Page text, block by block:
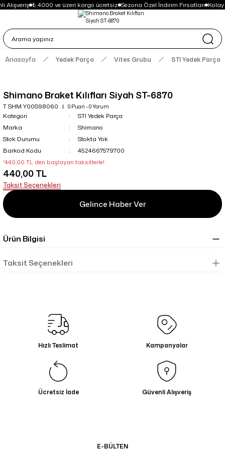
Alışveriş ₺ 4000 ve üzeri kargo ücretsiz Sezona Özel İndirim Fırsatları Kolay
Anasayfa Yedek Parça Vites Grubu STI Yedek Parça
Shimano Braket Kılıfları Siyah ST-6870
T SHM Y00S98060 0 Puan - 0 Yorum
Kategori
STI Yedek Parça
Marka
Shimano
Stok Durumu
Stokta Yok
Barkod Kodu
4524667579700
*440,00 TL den başlayan taksitlerle!
440,00 TL
Taksit Seçenekleri
Gelince Haber Ver
Ürün Bilgisi
Taksit Seçenekleri
Hızlı Teslimat Kampanyalar
Ücretsiz İade Güvenli Alışveriş
E-BÜLTEN